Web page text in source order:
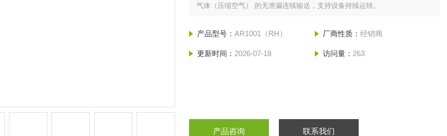
气体（压缩空气）‌ 的无泄漏连续输送，支持设备持续运转。
产品型号：AR1001（RH） 厂商性质： 经销商
更新时间： 2026-07-18 访问量： 263
产品咨询 联系我们